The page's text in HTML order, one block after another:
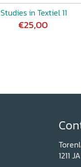
Studies in Textiel 11
€25,00
1211